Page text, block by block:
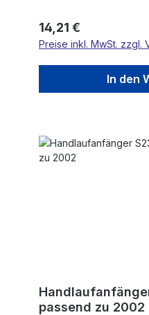
Regulärer Preis:
14,21 €
Preise inkl. MwSt. zzgl.
In den
passend zu 2002